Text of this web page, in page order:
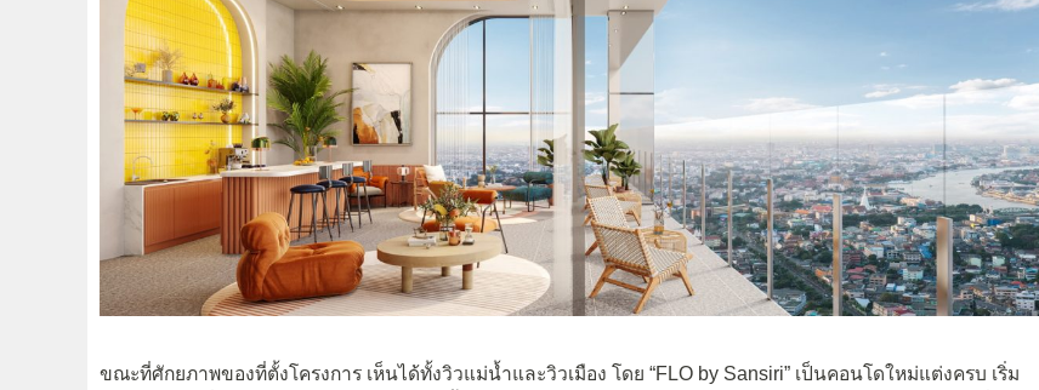
ขณะที่ศักยภาพของที่ตั้งโครงการ เห็นได้ทั้งวิวแม่น้ำและวิวเมือง โดย “FLO by Sansiri” เป็นคอนโดใหม่แต่งครบ เริ่ม